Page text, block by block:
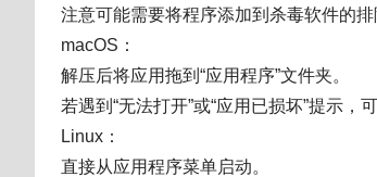
注意可能需要将程序添加到杀毒软件的
macOS：
解压后将应用拖到“应用程序”文件夹。
若遇到“无法打开”或“应用已损坏”提示，
Linux：
直接从应用程序菜单启动。